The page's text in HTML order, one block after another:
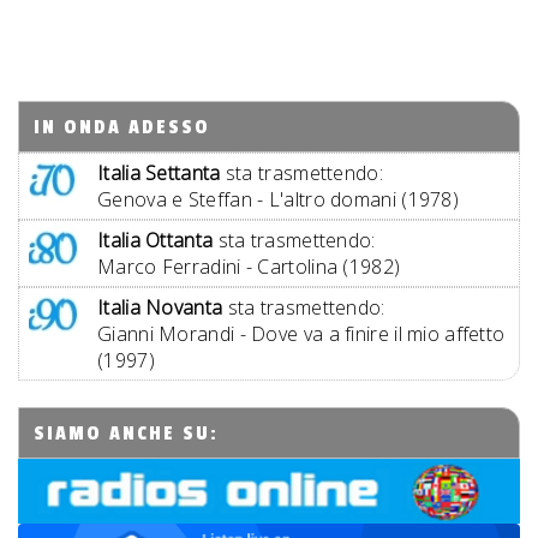
IN ONDA ADESSO
Italia Settanta sta trasmettendo:
Genova e Steffan - L'altro domani (1978)
Italia Ottanta sta trasmettendo:
Marco Ferradini - Cartolina (1982)
Italia Novanta sta trasmettendo:
Gianni Morandi - Dove va a finire il mio affetto
(1997)
SIAMO ANCHE SU: